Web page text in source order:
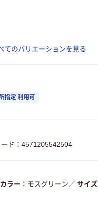
てのバリエーションを見る
指定 利用可
ード：4571205542504
カラー モスグリーン ／ サイズ